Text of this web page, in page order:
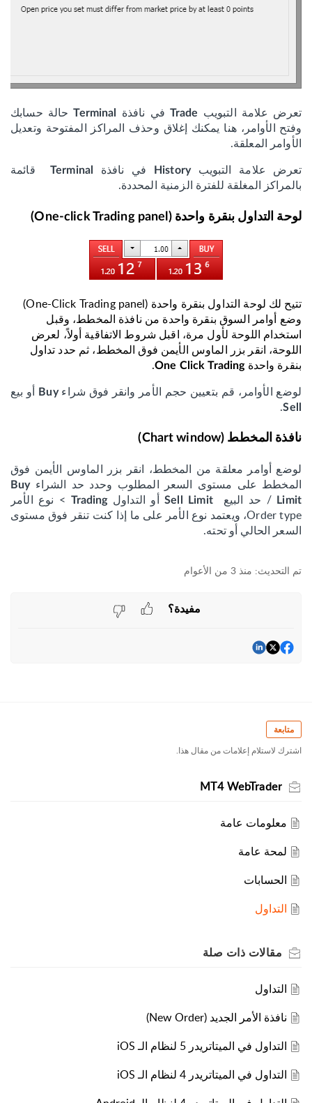
تعرض علامة التبويب في نافذة
حالة حسابك
وفتح الأوامر، هنا يمكنك إغلاق وحذف المراكز المفتوحة وتعديل
الأوامر المعلقة.
تعرض علامة التبويب History في نافذة
قائمة
بالمراكز المغلقة للفترة الزمنية المحددة.
لوحة التداول بنقرة واحدة (One-click Trading panel)
تتيح لك لوحة التداول بنقرة واحدة (One-Click Trading panel)
وضع أوامر السوق بنقرة واحدة من نافذة المخطط، وقبل
استخدام اللوحة لأول مرة، اقبل شروط الاتفاقية أولاً، لعرض
اللوحة، انقر بزر الماوس الأيمن فوق المخطط، ثم حدد تداول
بنقرة واحدة One Click Trading
.
لوضع الأوامر، قم بتعيين حجم الأمر وانقر فوق شراء Buy أو بيع
Sell
.
نافذة المخطط (Chart window)
لوضع أوامر معلقة من المخطط، انقر بزر الماوس الأيمن فوق
المخطط على مستوى السعر المطلوب وحدد حد الشراء Buy
Limit
/ حد البيع Sell Limit أو التداول Trading
> نوع الأمر
Order type، ويعتمد نوع الأمر على ما إذا كنت تنقر فوق مستوى
السعر الحالي أو تحته.
منذ 3 من الأعوام
مفيدة؟
متابعة
اشترك لاستلام إعلامات من مقال هذا.
MT4 WebTrader
معلومات عامة
لمحة عامة
الحسابات
التداول
مقالات ذات صلة
التداول
نافذة الأمر الجديد (New Order)
التداول في الميتاتريدر 5 لنظام الـ iOS
التداول في الميتاتريدر 4 لنظام الـ iOS